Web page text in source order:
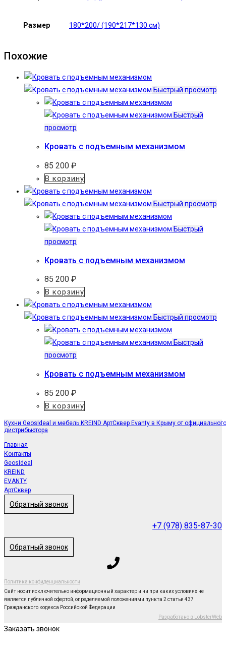
Размер 180*200/ (190*217*130 см)
Похожие
Быстрый просмотр
Быстрый
просмотр
Кровать с подъемным механизмом
85 200 ₽
В корзину
Быстрый просмотр
Быстрый
просмотр
Кровать с подъемным механизмом
85 200 ₽
В корзину
Быстрый просмотр
Быстрый
просмотр
Кровать с подъемным механизмом
85 200 ₽
В корзину
Кухни GeosIdeal и мебель KREIND АртСквер Evanty в Крыму от официального
дистрибьютора
Главная
Контакты
GeosIdeal
KREIND
EVANTY
АртСквер
Обратный звонок
+7 (978) 835-87-30
Обратный звонок
Политика конфиденциальности
Сайт носит исключительно информационный характер и ни при каких условиях не
является публичной офертой, определяемой положениями пункта 2 статьи 437
Гражданского кодекса Российской Федерации
Разработано в LobsterWeb
Заказать звонок